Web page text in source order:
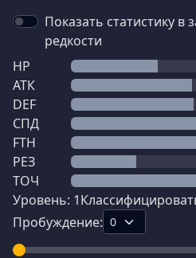
Показать статистику в
редкости
HP
АТК
DEF
СПД
FTH
РЕЗ
ТОЧ
Уровень: 1
Пробуждение: